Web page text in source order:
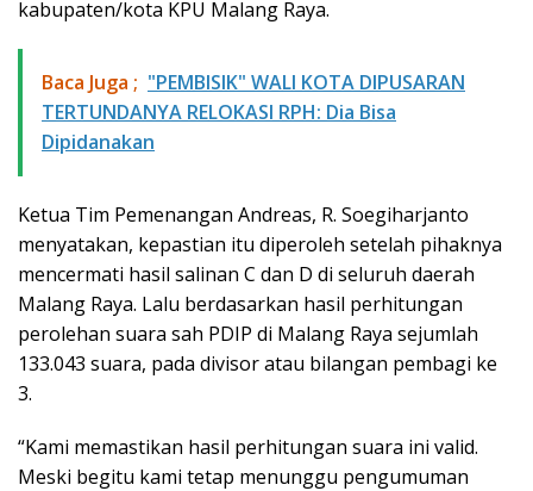
kabupaten/kota KPU Malang Raya.
Baca Juga ; "PEMBISIK" WALI KOTA DIPUSARAN
TERTUNDANYA RELOKASI RPH: Dia Bisa
Dipidanakan
Ketua Tim Pemenangan Andreas, R. Soegiharjanto
menyatakan, kepastian itu diperoleh setelah pihaknya
mencermati hasil salinan C dan D di seluruh daerah
Malang Raya. Lalu berdasarkan hasil perhitungan
perolehan suara sah PDIP di Malang Raya sejumlah
133.043 suara, pada divisor atau bilangan pembagi ke
3.
“Kami memastikan hasil perhitungan suara ini valid.
Meski begitu kami tetap menunggu pengumuman